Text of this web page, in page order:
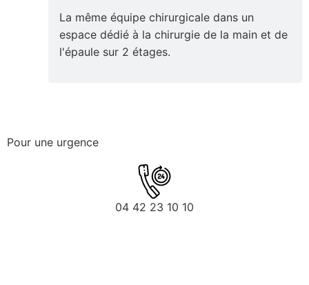
La même équipe chirurgicale dans un
espace dédié à la chirurgie de la main et de
l'épaule sur 2 étages.
Pour une urgence
04 42 23 10 10